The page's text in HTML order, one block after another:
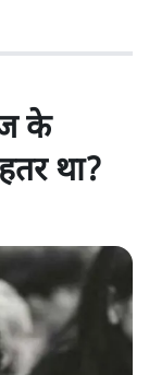
के
था?